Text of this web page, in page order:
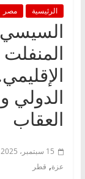
الرئيسية مصر
المنفلت
الدولي
العقاب
15 سبتمبر، 2025
عزة, قطر